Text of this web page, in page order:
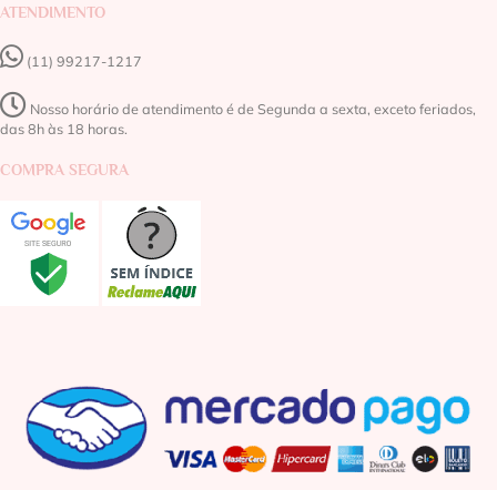
ATENDIMENTO
(11) 99217-1217‬
Nosso horário de atendimento é de Segunda a sexta, exceto feriados,
das 8h às 18 horas.
COMPRA SEGURA